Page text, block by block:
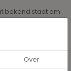
bekend staat om
voor
Over